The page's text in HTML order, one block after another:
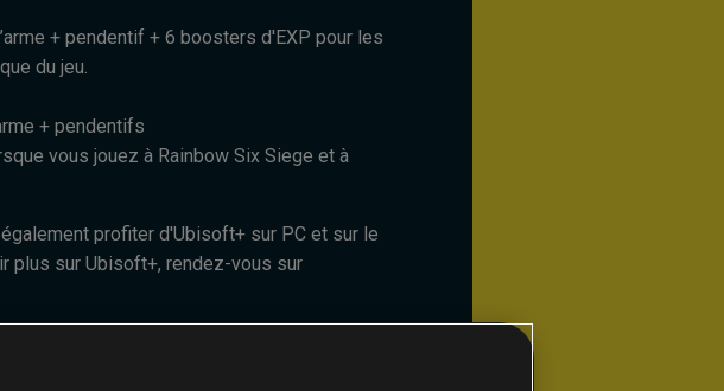
+ pendentif + 6 boosters d'EXP pour les
du jeu.
+ pendentifs
vous jouez à Rainbow Six Siege et à
profiter d'Ubisoft+ sur PC et sur le
plus sur Ubisoft+, rendez-vous sur